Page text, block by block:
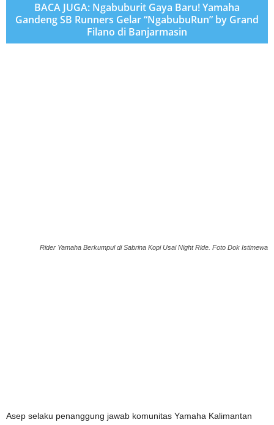
BACA JUGA: Ngabuburit Gaya Baru! Yamaha
Gandeng SB Runners Gelar “NgabubuRun” by Grand
Filano di Banjarmasin
Rider Yamaha Berkumpul di Sabrina Kopi Usai Night Ride. Foto Dok Istimewa
Asep selaku penanggung jawab komunitas Yamaha Kalimantan